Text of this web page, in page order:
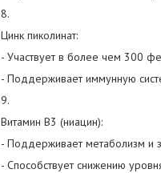
8.
Цинк пиколинат:
- Участвует в более чем 300
- Поддерживает иммунную
9.
Витамин B3 (ниацин):
- Поддерживает метаболизм и
- Способствует снижению